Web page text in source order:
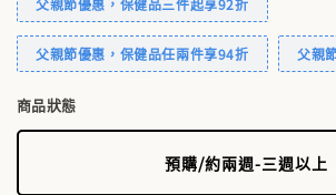
父親節優惠，保健品任兩件享94折 父親
商品狀態
預購/約兩週-三週以上